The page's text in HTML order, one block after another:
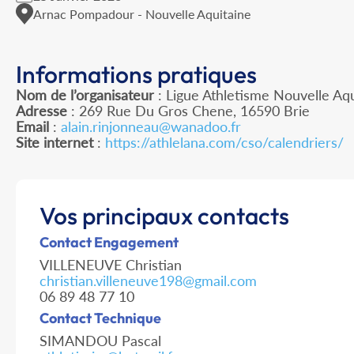
Arnac Pompadour - Nouvelle Aquitaine
Informations pratiques
Nom de l’organisateur : Ligue Athletisme Nouvelle
Adresse : 269 Rue Du Gros Chene, 16590 Brie
Email : alain.rinjonneau@wanadoo.fr
Site internet: https://athlelana.com/cso/calendriers/
Vos principaux contacts
Contact Engagement
VILLENEUVE Christian
christian.villeneuve198@gmail.com
06 89 48 77 10
Contact Technique
SIMANDOU Pascal